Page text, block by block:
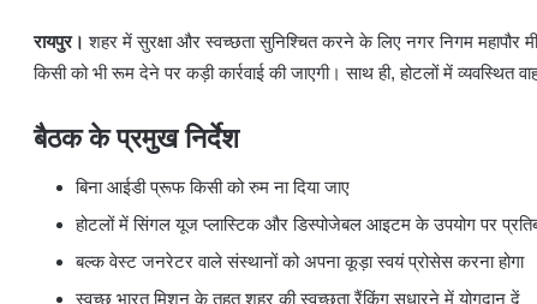
रायपुर। शहर में सुरक्षा और स्वच्छता सुनिश्चित करने के लिए नगर निगम
किसी को भी रूम देने पर कड़ी कार्रवाई की जाएगी। साथ ही, होटलों में व्यवस्थित
बैठक के प्रमुख निर्देश
बिना आईडी प्रूफ किसी को रुम ना दिया जाए
होटलों में सिंगल यूज प्लास्टिक और डिस्पोजेबल आइटम के उपयोग पर
बल्क वेस्ट जनरेटर वाले संस्थानों को अपना कूड़ा स्वयं प्रोसेस करना होगा
स्वच्छ भारत मिशन के तहत शहर की स्वच्छता रैंकिंग सुधारने में योगदान दें